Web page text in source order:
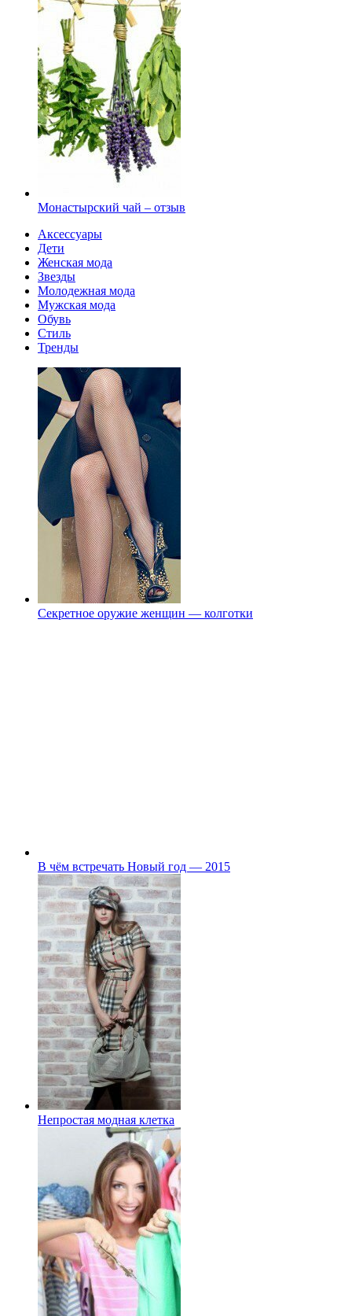
Монастырский чай – отзыв
Аксессуары
Дети
Женская мода
Звезды
Молодежная мода
Мужская мода
Обувь
Стиль
Тренды
Секретное оружие женщин — колготки
В чём встречать Новый год — 2015
Непростая модная клетка